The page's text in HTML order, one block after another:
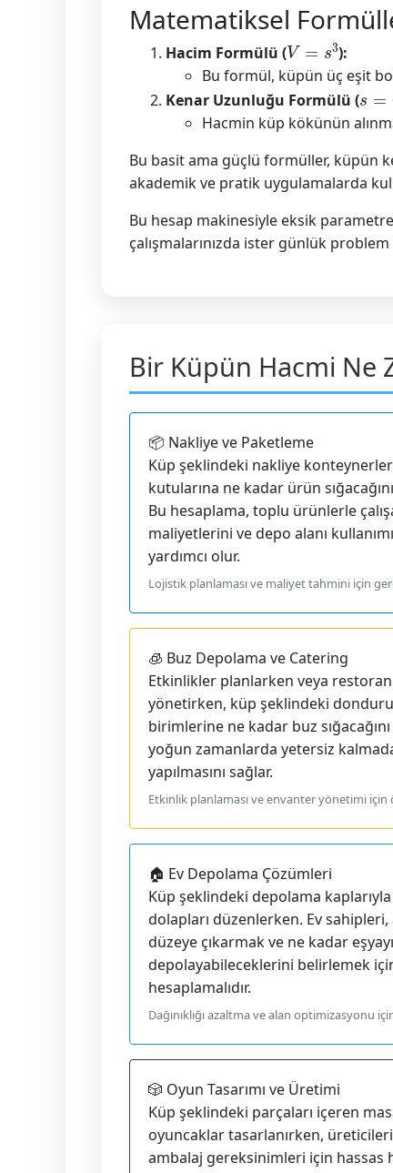
Matematiksel
Hacim Formülü (
V=
):
Bu formül, küpün üç eşit
Kenar Uzunluğu Formülü (
s=V
Hacmin küp kökünün
Bu basit ama güçlü formüller, küpün
akademik ve pratik uygulamalarda
Bu hesap makinesiyle eksik
çalışmalarınızda ister günlük
Bir Küpün Hacmi Ne
📦 Nakliye ve Paketleme
Küp şeklindeki nakliye
kutularına ne kadar ürün
Bu hesaplama, toplu ürünlerle
maliyetlerini ve depo alanı
yardımcı olur.
Lojistik planlaması ve maliyet tahmini için
🧊 Buz Depolama ve Catering
Etkinlikler planlarken veya restoran
yönetirken, küp şeklindeki
birimlerine ne kadar buz
yoğun zamanlarda yetersiz
yapılmasını sağlar.
Etkinlik planlaması ve envanter yönetimi
🏠 Ev Depolama Çözümleri
Küp şeklindeki depolama
dolapları düzenlerken. Ev sahipleri,
düzeye çıkarmak ve ne kadar
depolayabileceklerini belirlemek
hesaplamalıdır.
Dağınıklığı azaltma ve alan optimizasyonu
🎲 Oyun Tasarımı ve Üretimi
Küp şeklindeki parçaları içeren
oyuncaklar tasarlanırken,
ambalaj gereksinimleri için hassas